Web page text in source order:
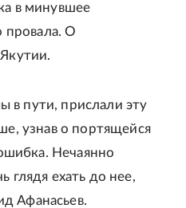
в минувшее
провала. О
в пути, прислали эту
узнав о портящейся
Нечаянно
глядя ехать до нее,
Афанасьев.